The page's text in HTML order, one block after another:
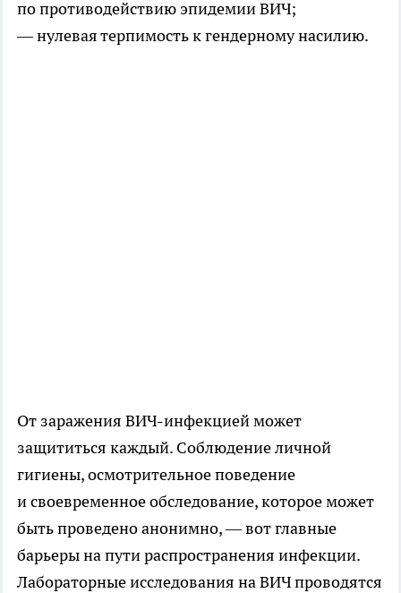
по противодействию эпидемии ВИЧ;
— нулевая терпимость к гендерному насилию.
От заражения ВИЧ-инфекциейможет
защититься каждый. Соблюдение личной
гигиены, осмотрительное поведение
и своевременное обследование, которое может
быть проведено анонимно, — вот главные
барьеры на пути распространения инфекции.
Лабораторные исследования на ВИЧ проводятся